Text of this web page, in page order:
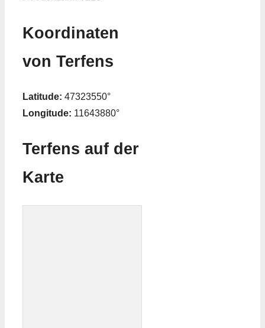
Koordinaten
von Terfens
Latitude: 47323550°
Longitude: 11643880°
Terfens auf der
Karte